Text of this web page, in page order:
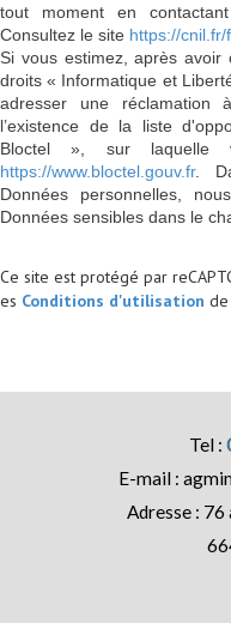
tout moment en
Consultez le site https://cnil.fr/
Si vous estimez, après
droits « Informatique et
adresser une
l’existence de la liste
Bloctel », sur laquelle
https://www.bloctel.gouv.fr.
Données personnelles,
Données sensibles dans le
Ce site est protégé par
es Conditions d'utilisation
76